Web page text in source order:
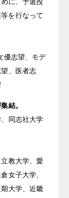
に、予選投
を行なって
優志望、モデ
、医者志
結。
同志社大学
教大学、愛
女子大学、
大学、近畿